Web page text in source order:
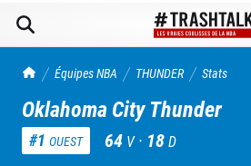
TrashTalk Actu NBA
Équipes NBA THUNDER Stats
Oklahoma City Thunder
#1 OUEST 64 V · 18D